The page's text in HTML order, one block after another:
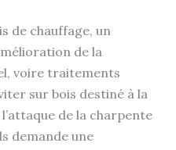
de chauffage, un
de la
voire traitements
sur bois destiné à la
de la charpente
demande une